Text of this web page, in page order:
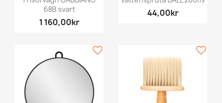
68B svart
1 160,00kr
44,00kr
favorite_border favorite_border